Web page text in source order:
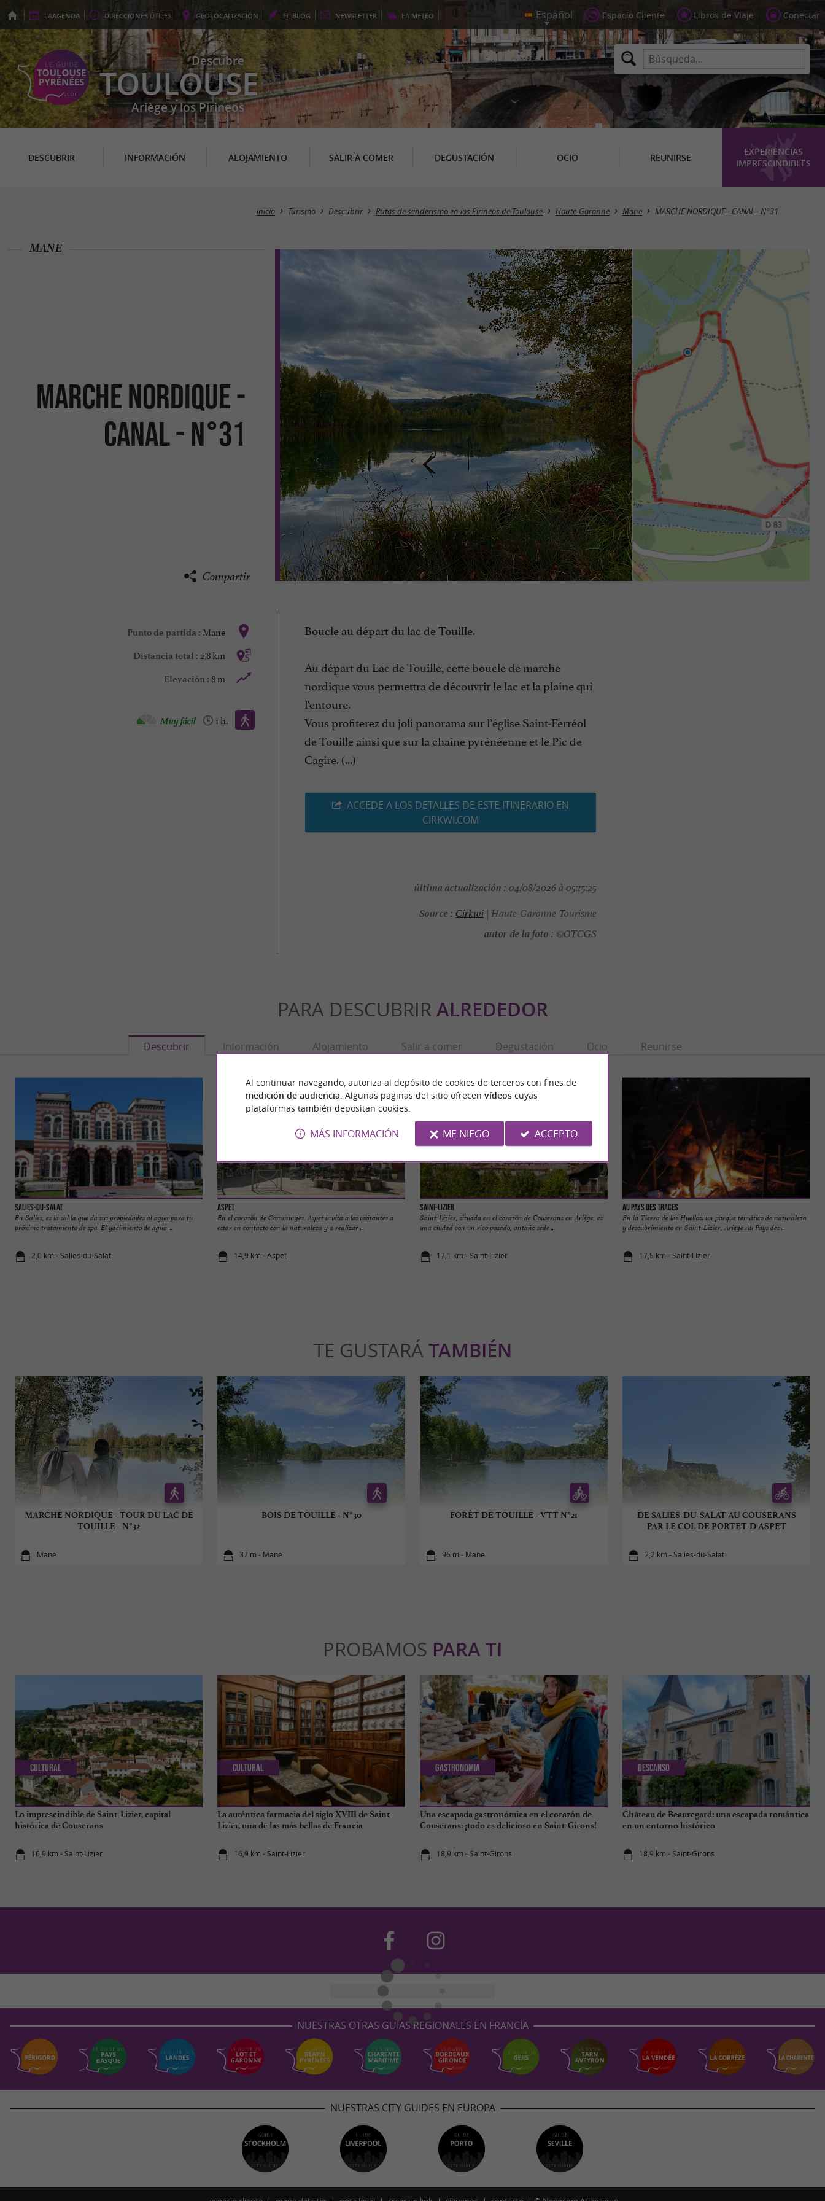
LAAGENDA DIRECCIONES ÚTILES GEOLOCALIZACIÓN EL BLOG NEWSLETTER LA METEO Espacio Cliente Libros de Viaje Conectar
Descubre
TOULOUSE
Ariège y los Pirineos
DESCUBRIR INFORMACIÓN ALOJAMIENTO SALIR A COMER DEGUSTACIÓN OCIO REUNIRSE
EXPERIENCIAS
IMPRESCINDIBLES
inicio Turismo Descubrir Rutas de senderismo en los Pirineos de Toulouse Haute-Garonne Mane MARCHE NORDIQUE - CANAL - N°31
MARCHE NORDIQUE -
CANAL - N°31
MANE
Compartir
Punto de partida : Mane
Distancia total : 2,8 km
Elevación : 8 m
Caminata :
1 h.
Muy fácil
Boucle au départ du lac de Touille.
Au départ du Lac de Touille, cette boucle de marche
nordique vous permettra de découvrir le lac et la plaine qui
l'entoure.
Vous profiterez du joli panorama sur l’église Saint-Ferréol
de Touille ainsi que sur la chaîne pyrénéenne et le Pic de
Cagire. (...)
ACCEDE A LOS DETALLES DE ESTE ITINERARIO EN
CIRKWI.COM
última actualización : 04/08/2026 à 05:15:25
Source : Cirkwi| Haute-Garonne Tourisme
autor de la foto : ©OTCGS
PARA DESCUBRIR ALREDEDOR
Descubrir Información Alojamiento Salir a comer Degustación Ocio Reunirse
Salies-du-Salat
En Salies, es la sal la que da sus propiedades al agua para tu
próximo tratamiento de spa. El yacimiento de agua ...
2,0 km - Salies-du-Salat
Aspet
En el corazón de Comminges, Aspet invita a los visitantes a
estar en contacto con la naturaleza y a realizar ...
14,9 km - Aspet
Saint-Lizier
Saint-Lizier, situada en el corazón de Couserans en Ariège, es
una ciudad con un rico pasado, antaño sede ...
17,1 km - Saint-Lizier
Au Pays des Traces
En la Tierra de las Huellas: un parque temático de naturaleza
y descubrimiento en Saint-Lizier, Ariège Au Pays des ...
17,5 km - Saint-Lizier
TE GUSTARÁTAMBIÉN
MARCHE NORDIQUE - TOUR DU LAC DE
TOUILLE - N°32
Mane
BOIS DE TOUILLE - N°30
37 m - Mane
FORÊT DE TOUILLE - VTT N°21
96 m - Mane
DE SALIES-DU-SALAT AU COUSERANS
PAR LE COL DE PORTET-D'ASPET
2,2 km - Salies-du-Salat
PROBAMOS PARA TI
Lo imprescindible de Saint-Lizier, capital
histórica de Couserans
16,9 km - Saint-Lizier
Cultural
La auténtica farmacia del siglo XVIII de Saint-
Lizier, una de las más bellas de Francia
16,9 km - Saint-Lizier
Cultural
Una escapada gastronómica en el corazón de
Couserans: ¡todo es delicioso en Saint-Girons!
18,9 km - Saint-Girons
Gastronomia
Château de Beauregard: una escapada romántica
en un entorno histórico
18,9 km - Saint-Girons
Descanso
NUESTRAS OTRAS GUÍAS REGIONALES EN FRANCIA
NUESTRAS CITY GUIDES EN EUROPA
Al continuar navegando, autoriza al depósito de cookies de terceros con fines de
medición de audiencia . Algunas páginas del sitio ofrecen vídeoscuyas
plataformas también depositan cookies.
MÁS INFORMACIÓN ME NIEGO ACCEPTO